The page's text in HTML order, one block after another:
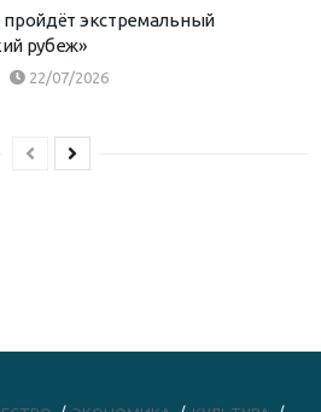
пройдёт экстремальный
рубеж»
22/07/2026